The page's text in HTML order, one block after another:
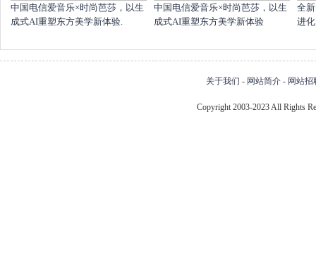
中国电信爱音乐×时尚芭莎，以生
成式AI重塑东方美学新体验.
中国电信爱音乐×时尚芭莎，以生
成式AI重塑东方美学新体验
全
进化
关于我们 - 网站简介 - 网站招
Copyright 2003-2023 All Rights